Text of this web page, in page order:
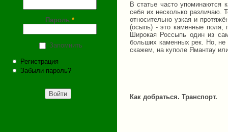
Пароль *
Запомнить
Регистрация
Забыли пароль?
В статье часто
себя их несколько различаю.
относительно узкая и
(осыпь) - это каменные
Широкая Россыпь один из
больших каменных рек. Но,
скажем, на куполе Ямантау
Как добраться. Транспорт.